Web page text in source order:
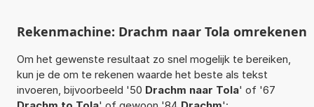
Rekenmachine: Drachm naar Tola omrekenen
Om het gewenste resultaat zo snel mogelijk te bereiken,
kun je de om te rekenen waarde het beste als tekst
invoeren, bijvoorbeeld '50 Drachm naar Tola' of '67